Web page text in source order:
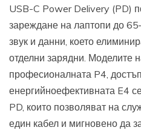
USB-C Power Delivery (PD)
зареждане на лаптопи до
звук и данни, което
отделни зарядни. Моделите
професионалната P4,
енергийноефективната E4
PD, които позволяват на
един кабел и мигновено да